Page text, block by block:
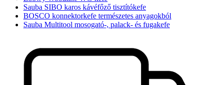
Sauba SIBO karos kávéfőző tisztítókefe
BOSCO konnektorkefe természetes anyagokból
Sauba Multitool mosogató-, palack- és fugakefe